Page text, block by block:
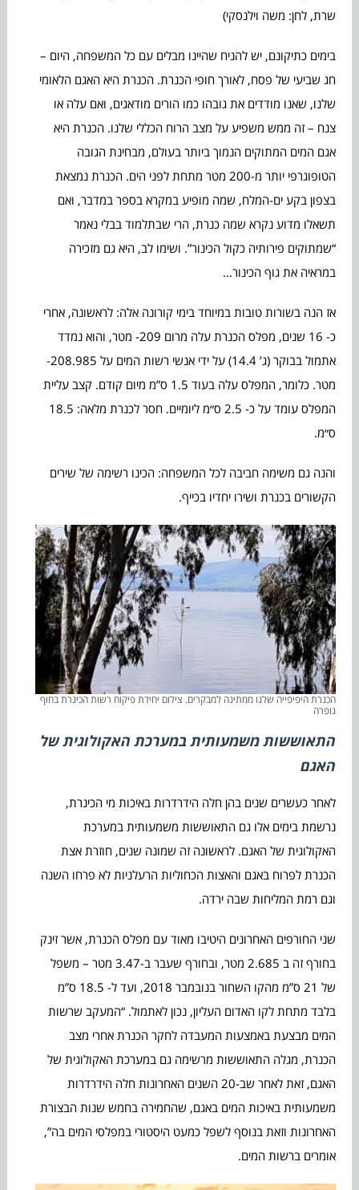
שרת, לחן: משה וילנסקי)
בימים כתיקונם, יש להניח שהיינו מבלים עם כל המשפחה, היום –
חג שביעי של פסח, לאורך חופי הכנרת. הכנרת היא האגם הלאומי
שלנו, שאנו מודדים את גובהו כמו הורים מודאגים, ואם עלה או
צנח – זה ממש משפיע על מצב הרוח הכללי שלנו. הכנרת היא
אגם המים המתוקים הנמוך ביותר בעולם, מבחינת הגובה
הטופוגרפי יותר מ-200 מטר מתחת לפני הים. הכנרת נמצאת
בצפון בקע ים-המלח, שמה מופיע במקרא בספר במדבר, ואם
תשאלו מדוע נקרא שמה כנרת, הרי שבתלמוד בבלי נאמר
“שמתוקים פירותיה כקול הכינור”. ושימו לב, היא גם מזכירה
במראיה את גוף הכינור…
אז הנה בשורות טובות במיוחד בימי קורונה אלה: לראשונה, אחרי
כ- 16 שנים, מפלס הכנרת עלה מרום 209- מטר, והוא נמדד
אתמול בבוקר (ג’ 14.4) על ידי אנשי רשות המים על 208.985-
מטר. כלומר, המפלס עלה בעוד 1.5 ס”מ מיום קודם. קצב עליית
המפלס עומד על כ- 2.5 ס״מ ליומיים. חסר לכנרת מלאה: 18.5
ס״מ.
והנה גם משימה חביבה לכל המשפחה: הכינו רשימה של שירים
הקשורים בכנרת ושירו יחדיו בכייף.
הכנרת היפיפייה שלנו ממתינה למבקרים. צילום יחידת פיקוח רשות הכינרת בחוף
גופרה
התאוששות משמעותית במערכת האקולוגית של
האגם
לאחר כעשרים שנים בהן חלה הידרדרות באיכות מי הכינרת,
נרשמת בימים אלו גם התאוששות משמעותית במערכת
האקולוגית של האגם. לראשונה זה שמונה שנים, חוזרת אצת
הכנרת לפרוח באגם והאצות הכחוליות הרעלניות לא פרחו השנה
וגם רמת המליחות שבה ירדה.
שני החורפים האחרונים היטיבו מאוד עם מפלס הכנרת, אשר זינק
בחורף זה ב 2.685 מטר, ובחורף שעבר ב-3.47 מטר – משפל
של 21 ס”מ מהקו השחור בנובמבר 2018, ועד ל- 18.5 ס”מ
בלבד מתחת לקו האדום העליון, נכון לאתמול. “המעקב שרשות
המים מבצעת באמצעות המעבדה לחקר הכנרת אחרי מצב
הכנרת, מגלה התאוששות מרשימה גם במערכת האקולוגית של
האגם, זאת לאחר שב-20 השנים האחרונות חלה הידרדרות
משמעותית באיכות המים באגם, שהחמירה בחמש שנות הבצורת
האחרונות וזאת בנוסף לשפל כמעט היסטורי במפלסי המים בה”,
אומרים ברשות המים.